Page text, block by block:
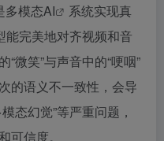
多模态AI
系统实现真
能完美地对齐视频和音
微笑”与声音中的“哽咽”
的语义不一致性，会导
态幻觉”等严重问题，
可信度。